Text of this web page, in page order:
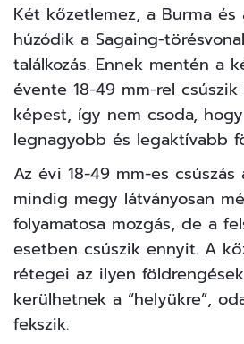
Két kőzetlemez, a Burma és
húzódik a Sagaing-
találkozás. Ennek mentén a
évente 18-49 mm-rel
képest, így nem csoda,
legnagyobb és legaktívabb
Az évi 18-49 mm-es csúszás
mindig megy látványosan
folyamatosa mozgás, de a
esetben csúszik ennyit. A
rétegei az ilyen
kerülhetnek a “helyükre”,
fekszik.